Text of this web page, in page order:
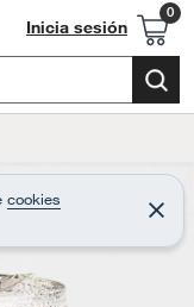
Inicia sesión
cookies
C
e
r